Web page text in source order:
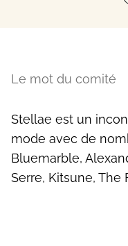
Le mot du comité
Stellae est un
mode avec de
Bluemarble,
Serre, Kitsune, The